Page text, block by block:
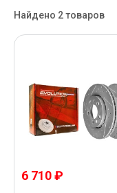
Найдено 2 товаров
6 710 ₽